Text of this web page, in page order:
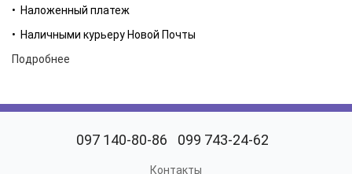
Аромат Lambre №26 также можно купить в таких
форматах:
LAMBRE parfum - Духи 1.2 мл.
• Наложенный платеж
• Наличными курьеру Новой Почты
Подробнее
097 140-80-86 099 743-24-62
Контакты